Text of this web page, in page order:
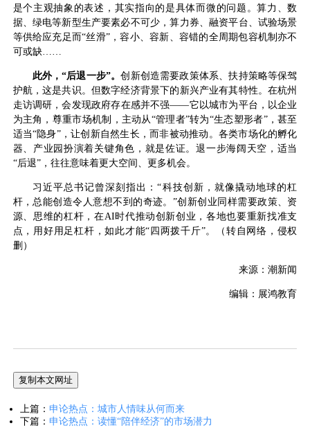
是个主观抽象的表述，其实指向的是具体而微的问题。算力、数
据、绿电等新型生产要素必不可少，算力券、融资平台、试验场景
等供给应充足而“丝滑”，容小、容新、容错的全周期包容机制亦不
可或缺……
此外，“后退一步”。创新创造需要政策体系、扶持策略等保驾
护航，这是共识。但数字经济背景下的新兴产业有其特性。在杭州
走访调研，会发现政府存在感并不强——它以城市为平台，以企业
为主角，尊重市场机制，主动从“管理者”转为“生态塑形者”，甚至
适当“隐身”，让创新自然生长，而非被动推动。各类市场化的孵化
器、产业园扮演着关键角色，就是佐证。退一步海阔天空，适当
“后退”，往往意味着更大空间、更多机会。
习近平总书记曾深刻指出：“科技创新，就像撬动地球的杠
杆，总能创造令人意想不到的奇迹。”创新创业同样需要政策、资
源、思维的杠杆，在AI时代推动创新创业，各地也要重新找准支
点，用好用足杠杆，如此才能“四两拨千斤”。（转自网络，侵权
删）
来源：潮新闻
编辑：展鸿教育
复制本文网址
上篇： 申论热点：城市人情味从何而来
下篇： 申论热点：读懂“陪伴经济”的市场潜力